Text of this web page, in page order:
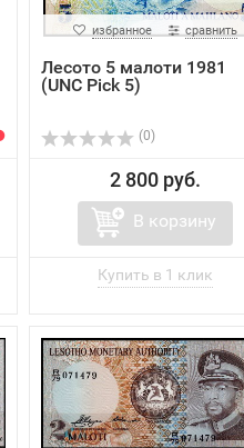
избранное сравнить
Лесото 5 малоти 1981
(UNC Pick 5)
(0)
2 800 руб.
В корзину